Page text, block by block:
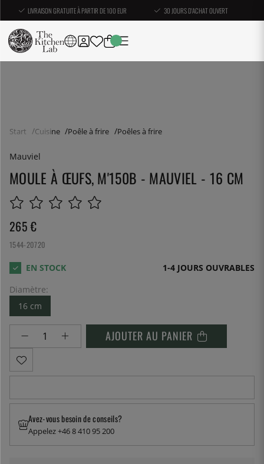
LIVRAISON GRATUITE À PARTIR DE 100 EUR 30 JOURS D'ACHAT OUVERT
Start Cuisine Poêle à frire Poêles à frire
Mauviel
MOULE À ŒUFS, M'150B - MAUVIEL - 16 CM
265 €
1544-20720
1-4 JOURS OUVRABLES
Diamètre:
16 cm
AJOUTER AU PANIER
Avez-vous besoin de conseils?
Appelez +46 8 410 95 200